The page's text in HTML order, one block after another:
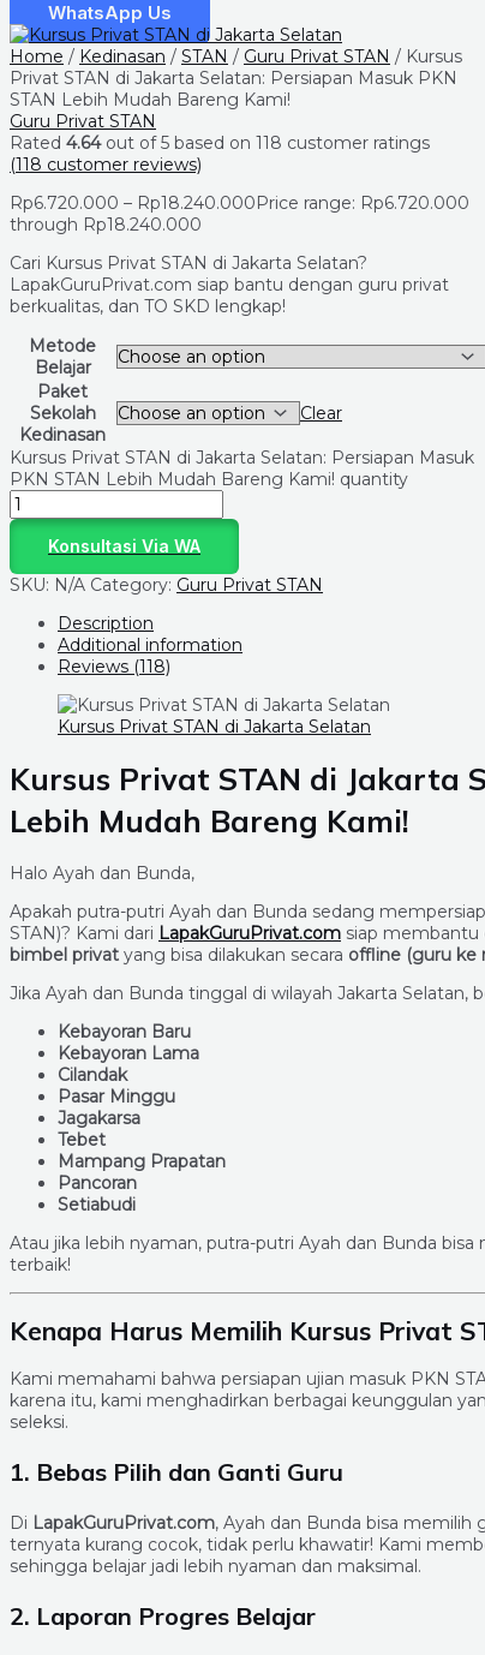
WhatsApp Us
Home / Kedinasan / STAN / Guru Privat STAN / Kursus
Privat STAN di Jakarta Selatan: Persiapan Masuk PKN
STAN Lebih Mudah Bareng Kami!
Guru Privat STAN
Rated 4.64out of 5 based on 118 customer ratings
(118 customer reviews)
Rp6.720.000 – Rp18.240.000Price range: Rp6.720.000
through Rp18.240.000
Cari Kursus Privat STAN di Jakarta Selatan?
LapakGuruPrivat.com siap bantu dengan guru privat
berkualitas, dan TO SKD lengkap!
Metode
Belajar
Paket
Sekolah
Kedinasan
Clear
Kursus Privat STAN di Jakarta Selatan: Persiapan Masuk
PKN STAN Lebih Mudah Bareng Kami! quantity
Konsultasi Via WA
SKU: N/A Category: Guru Privat STAN
Description
Additional information
Reviews (118)
Kursus Privat STAN di Jakarta Selatan
Kursus Privat STAN di Jakarta
Lebih Mudah Bareng Kami!
Halo Ayah dan Bunda,
Apakah putra-putri Ayah dan Bunda sedang
STAN)? Kami dari LapakGuruPrivat.com siap membantu
bimbel privat yang bisa dilakukan secara offline (guru ke
Jika Ayah dan Bunda tinggal di wilayah Jakarta Selatan,
Kebayoran Baru
Kebayoran Lama
Cilandak
Pasar Minggu
Jagakarsa
Tebet
Mampang Prapatan
Pancoran
Setiabudi
Atau jika lebih nyaman, putra-putri Ayah dan Bunda bisa
terbaik!
Kenapa Harus Memilih Kursus Privat
Kami memahami bahwa persiapan ujian masuk PKN
karena itu, kami menghadirkan berbagai keunggulan
seleksi.
1. Bebas Pilih dan Ganti Guru
Di LapakGuruPrivat.com, Ayah dan Bunda bisa memilih
ternyata kurang cocok, tidak perlu khawatir! Kami
sehingga belajar jadi lebih nyaman dan maksimal.
2. Laporan Progres Belajar